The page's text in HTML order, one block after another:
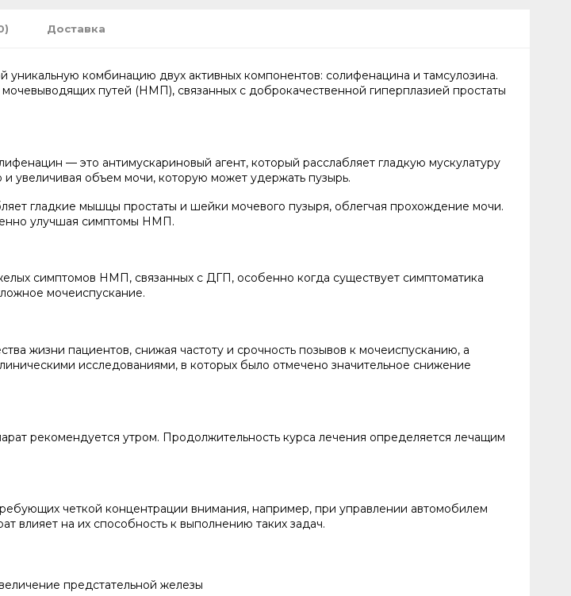
Доставка
комбинацию двух активных компонентов: солифенацина и тамсулозина.
путей (НМП), связанных с доброкачественной гиперплазией простаты
— это антимускариновый агент, который расслабляет гладкую мускулатуру
увеличивая объем мочи, которую может удержать пузырь.
гладкие мышцы простаты и шейки мочевого пузыря, облегчая прохождение мочи.
улучшая симптомы НМП.
симптомов НМП, связанных с ДГП, особенно когда существует симптоматика
мочеиспускание.
жизни пациентов, снижая частоту и срочность позывов к мочеиспусканию, а
исследованиями, в которых было отмечено значительное снижение
рекомендуется утром. Продолжительность курса лечения определяется лечащим
четкой концентрации внимания, например, при управлении автомобилем
влияет на их способность к выполнению таких задач.
предстательной железы